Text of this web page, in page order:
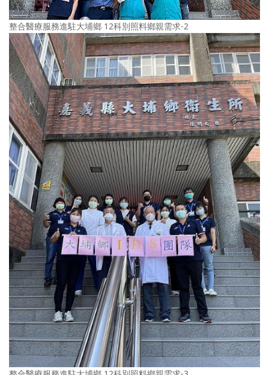
整合醫療服務進駐大埔鄉 12科別照料鄉親需求-2